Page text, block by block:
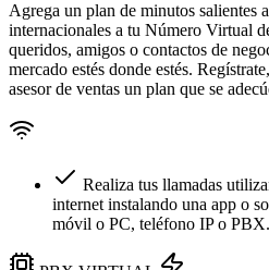
Agrega un plan de minutos salientes
internacionales a tu Número Virtual
queridos, amigos o contactos de
mercado estés donde estés.
asesor de ventas un plan que se
Realiza tus llamadas
internet instalando una app o
móvil o PC, teléfono IP o PBX.